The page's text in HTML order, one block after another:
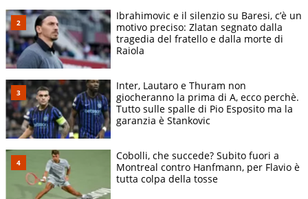
Ibrahimovic e il silenzio su Baresi, c’è un
motivo preciso: Zlatan segnato dalla
tragedia del fratello e dalla morte di
Raiola
Inter, Lautaro e Thuram non
giocheranno la prima di A, ecco perchè.
Tutto sulle spalle di Pio Esposito ma la
garanzia è Stankovic
Cobolli, che succede? Subito fuori a
Montreal contro Hanfmann, per Flavio è
tutta colpa della tosse